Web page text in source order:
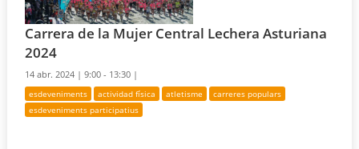
Carrera de la Mujer Central Lechera Asturiana
2024
14 abr. 2024 |9:00 - 13:30 |
esdeveniments actividad física atletisme
carreres populars
esdeveniments participatius